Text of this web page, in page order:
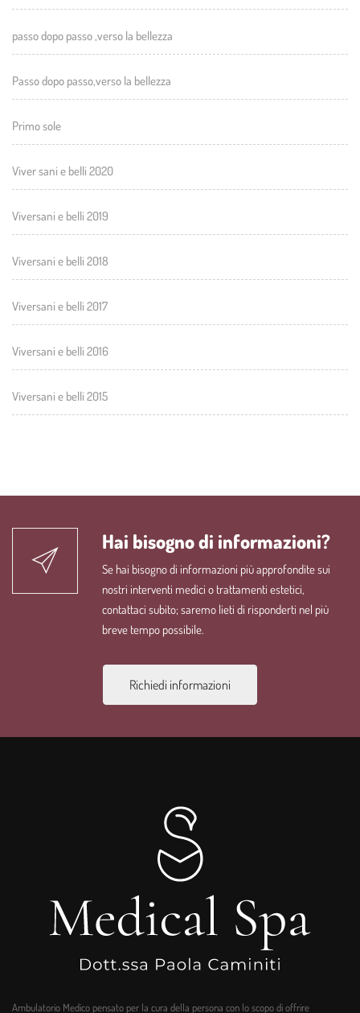
passo dopo passo ,verso la bellezza
Passo dopo passo,verso la bellezza
Primo sole
Viver sani e belli 2020
Viversani e belli 2019
Viversani e belli 2018
Viversani e belli 2017
Viversani e belli 2016
Viversani e belli 2015
Hai bisogno di informazioni?
Se hai bisogno di informazioni più approfondite sui
nostri interventi medici o trattamenti estetici,
contattaci subito; saremo lieti di risponderti nel più
breve tempo possibile.
Richiedi informazioni
Ambulatorio Medico pensato per la cura della persona con lo scopo di offrire